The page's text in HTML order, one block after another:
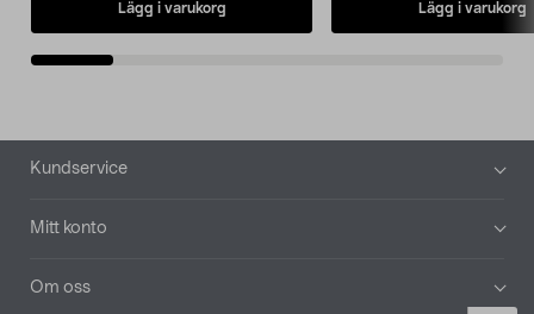
Lägg i varukorg Lägg i varukorg
Sidfot
Kundservice
Mitt konto
Om oss